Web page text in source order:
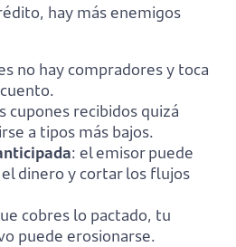
hay más enemigos
no hay compradores y toca
cupones recibidos quizá
a tipos más bajos.
: el emisor puede
dinero y cortar los flujos
cobres lo pactado, tu
puede erosionarse.